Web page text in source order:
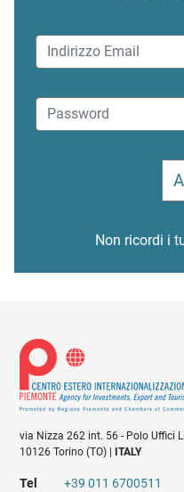
Non ricordi i
via Nizza 262 int. 56 - Polo Uffici
10126 Torino (TO) |
ITALY
Tel
+39 011 6700511